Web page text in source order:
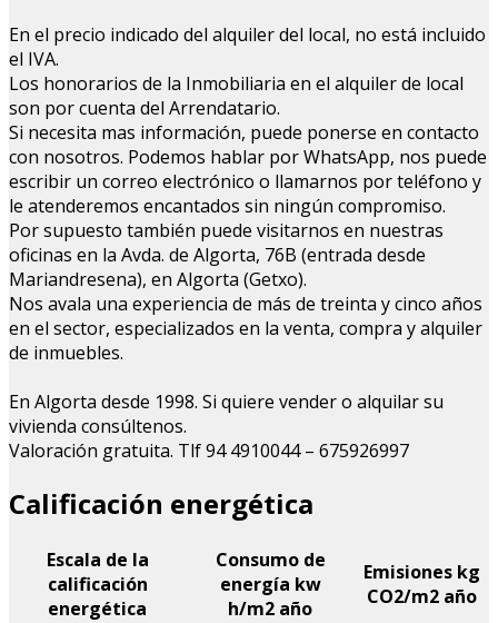
En el precio indicado del alquiler del local, no está incluido
el IVA.
Los honorarios de la Inmobiliaria en el alquiler de local
son por cuenta del Arrendatario.
Si necesita mas información, puede ponerse en contacto
con nosotros. Podemos hablar por WhatsApp, nos puede
escribir un correo electrónico o llamarnos por teléfono y
le atenderemos encantados sin ningún compromiso.
Por supuesto también puede visitarnos en nuestras
oficinas en la Avda. de Algorta, 76B (entrada desde
Mariandresena), en Algorta (Getxo).
Nos avala una experiencia de más de treinta y cinco años
en el sector, especializados en la venta, compra y alquiler
de inmuebles.
En Algorta desde 1998. Si quiere vender o alquilar su
vivienda consúltenos.
Valoración gratuita. Tlf 94 4910044 – 675926997
Calificación energética
Escala de la
calificación
energética
Consumo de
energía kw
h/m2 año
Emisiones kg
CO2/m2 año